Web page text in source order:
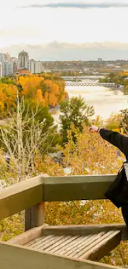
et vers le bas, ou en